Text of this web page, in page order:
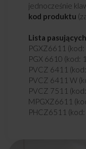
jednocześnie
kod produktu
Lista
PGXZ6611
PGX 6610 (kod:
PVCZ 6411
PVCZ 6411 W
PVCZ 7511
MPGXZ6611
PHCZ6511